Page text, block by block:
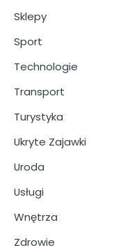
Sklepy
Sport
Technologie
Transport
Turystyka
Ukryte Zajawki
Uroda
Usługi
Wnętrza
Zdrowie